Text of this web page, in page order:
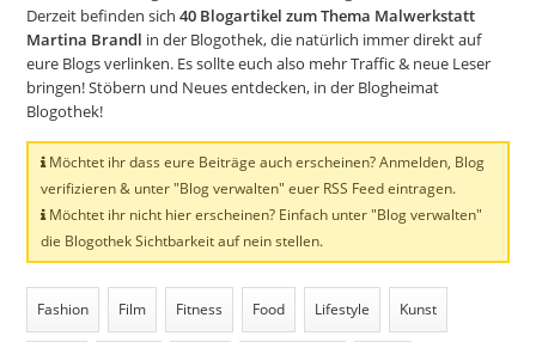
Derzeit befinden sich40 Blogartikel zum Thema Malwerkstatt
Martina Brandl in der Blogothek, die natürlich immer direkt auf
eure Blogs verlinken. Es sollte euch also mehr Traffic & neue Leser
bringen! Stöbern und Neues entdecken, in der Blogheimat
Blogothek!
Möchtet ihr dass eure Beiträge auch erscheinen? Anmelden, Blog
verifizieren & unter "Blog verwalten" euer RSS Feed eintragen.
Möchtet ihr nicht hier erscheinen? Einfach unter "Blog verwalten"
die Blogothek Sichtbarkeit auf nein stellen.
Fashion Film Fitness Food Lifestyle Kunst